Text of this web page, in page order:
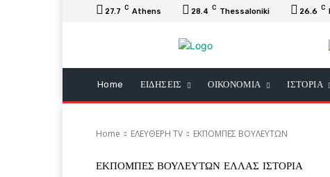
27.7 C Athens 28.4 C Thessaloniki 26.6 C
Home ΕΙΔΗΣΕΙΣ ΟΙΚΟΝΟΜΙΑ ΙΣΤΟΡΙΑ
Home ΕΛΕΥΘΕΡΗ ΤV ΕΚΠΟΜΠΕΣ ΒΟΥΛΕΥΤΩΝ
ΕΚΠΟΜΠΕΣ ΒΟΥΛΕΥΤΩΝ ΕΛΛΑΣ ΙΣΤΟΡΙΑ